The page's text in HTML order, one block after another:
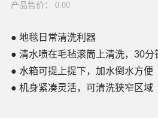
产品售价： 0.00
● 地毯日常清洗利器
● 清水喷在毛毡滚筒上清洗，30分
● 水箱可提上提下，加水倒水方便
● 机身紧凑灵活，可清洗狭窄区域